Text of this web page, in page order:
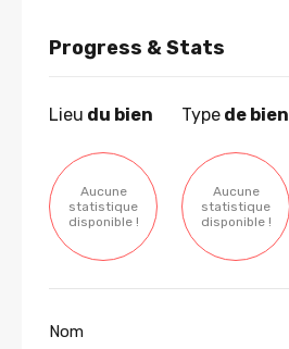
Progress & Stats
Lieu du bien
Aucune
statistique
disponible !
Type de bien
Aucune
statistique
disponible !
Nom